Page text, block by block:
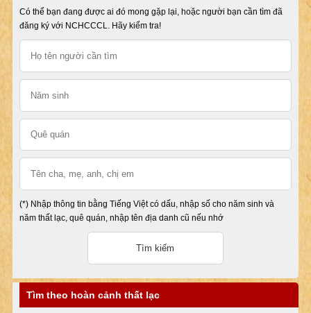
Có thể bạn đang được ai đó mong gặp lại, hoặc người bạn cần tìm đã
đăng ký với NCHCCCL. Hãy kiểm tra!
(*) Nhập thông tin bằng Tiếng Việt có dấu, nhập số cho năm sinh và
năm thất lạc, quê quán, nhập tên địa danh cũ nếu nhớ
Tìm theo hoàn cảnh thất lạc